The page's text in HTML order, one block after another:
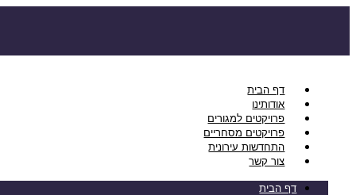
דף הבית
אודותינו
פרויקטים למגורים
פרויקטים מסחריים
התחדשות עירונית
צור קשר
דף הבית